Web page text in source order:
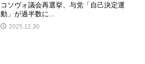
コソヴォ議会再選挙、与党「自己決定運
動」が過半数に...
2025.12.30